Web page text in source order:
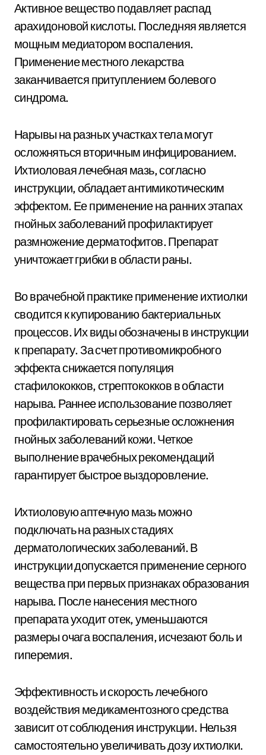
Активное вещество подавляет распад
арахидоновой кислоты. Последняя является
мощным медиатором воспаления.
Применение местного лекарства
заканчивается притуплением болевого
синдрома.
Нарывы на разных участках тела могут
осложняться вторичным инфицированием.
Ихтиоловая лечебная мазь, согласно
инструкции, обладает антимикотическим
эффектом. Ее применение на ранних этапах
гнойных заболеваний профилактирует
размножение дерматофитов. Препарат
уничтожает грибки в области раны.
Во врачебной практике применение ихтиолки
сводится к купированию бактериальных
процессов. Их виды обозначены в инструкции
к препарату. За счет противомикробного
эффекта снижается популяция
стафилококков, стрептококков в области
нарыва. Раннее использование позволяет
профилактировать серьезные осложнения
гнойных заболеваний кожи. Четкое
выполнение врачебных рекомендаций
гарантирует быстрое выздоровление.
Ихтиоловую аптечную мазь можно
подключать на разных стадиях
дерматологических заболеваний. В
инструкции допускается применение серного
вещества при первых признаках образования
нарыва. После нанесения местного
препарата уходит отек, уменьшаются
размеры очага воспаления, исчезают боль и
гиперемия.
Эффективность и скорость лечебного
воздействия медикаментозного средства
зависит от соблюдения инструкции. Нельзя
самостоятельно увеличивать дозу ихтиолки.